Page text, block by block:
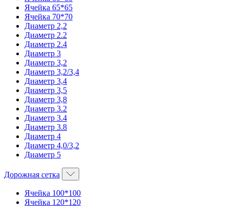
Ячейка 65*65
Ячейка 70*70
Диаметр 2,2
Диаметр 2.2
Диаметр 2.4
Диаметр 3
Диаметр 3,2
Диаметр 3,2/3,4
Диаметр 3,4
Диаметр 3,5
Диаметр 3,8
Диаметр 3.2
Диаметр 3.4
Диаметр 3.8
Диаметр 4
Диаметр 4,0/3,2
Диаметр 5
Дорожная сетка
Ячейка 100*100
Ячейка 120*120